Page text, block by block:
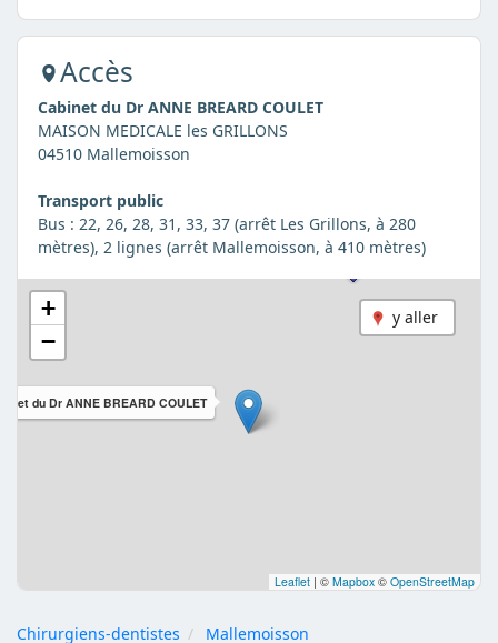
Accès
Cabinet du Dr ANNE BREARD COULET
MAISON MEDICALE les GRILLONS
04510 Mallemoisson
Transport public
Bus : 22, 26, 28, 31, 33, 37 (arrêt Les Grillons, à 280
mètres), 2 lignes (arrêt Mallemoisson, à 410 mètres)
y aller
du Dr ANNE BREARD COULET
+
−
Leaflet | © Mapbox © OpenStreetMap
Chirurgiens-dentistes Mallemoisson